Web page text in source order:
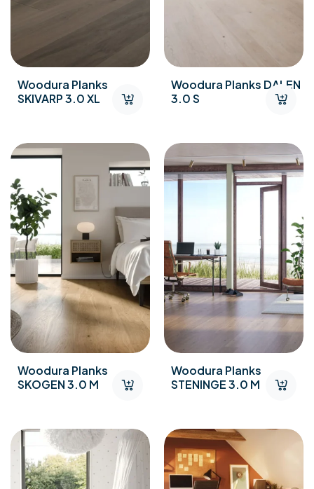
Woodura Planks
SKIVARP 3.0 XL
Woodura Planks DALEN
3.0 S
Woodura Planks
SKOGEN 3.0 M
Woodura Planks
STENINGE 3.0 M